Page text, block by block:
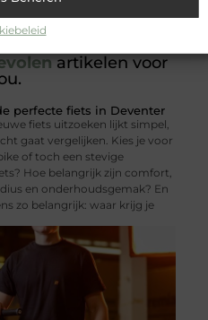
artikelen voor
perfecte fiets in Deventer
fiets uitzoeken lijkt simpel,
gaat vergelijken. Kies je voor
of toch een stevige
Hoe belangrijk zijn comfort,
en onderhoudsgemak? En
zo belangrijk: waar krijg je